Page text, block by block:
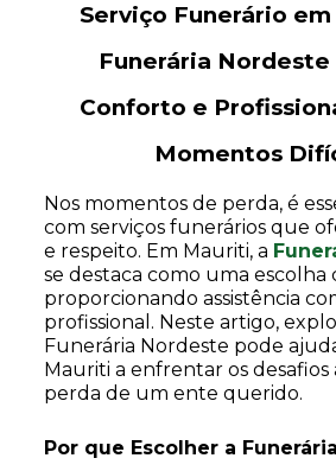
Serviço Funerário
Funerária
Conforto e
Momentos
Nos momentos de perda, é
com serviços funerários que
e respeito. Em Mauriti, a
se destaca como uma escolha
proporcionando assistência
profissional. Neste artigo,
Funerária Nordeste pode
Mauriti a enfrentar os desafios
perda de um ente querido.
Por que Escolher a